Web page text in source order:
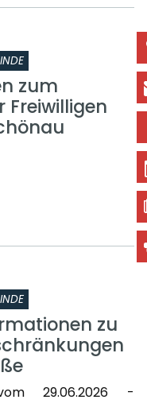
zum
Freiwilligen
zu
29.06.2026 -